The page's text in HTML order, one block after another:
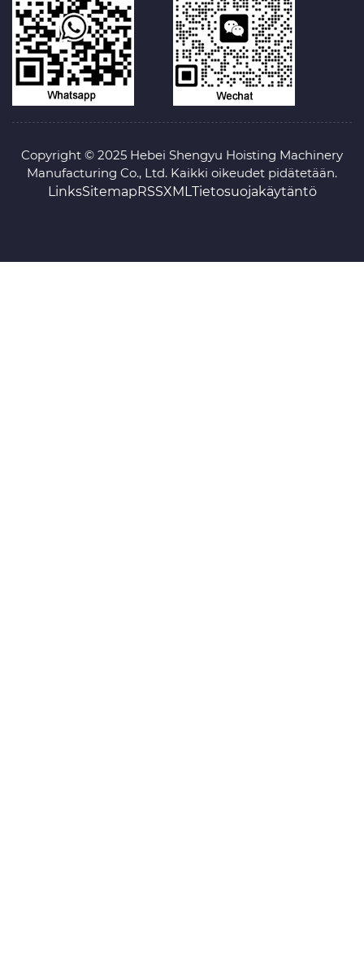
Copyright © 2025 Hebei Shengyu Hoisting Machinery
Manufacturing Co., Ltd. Kaikki oikeudet pidätetään.
LinksSitemap RSSXMLTietosuojakäytäntö